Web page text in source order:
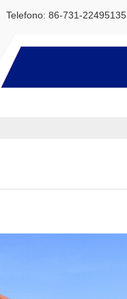
Telefono: 86-731-22495135